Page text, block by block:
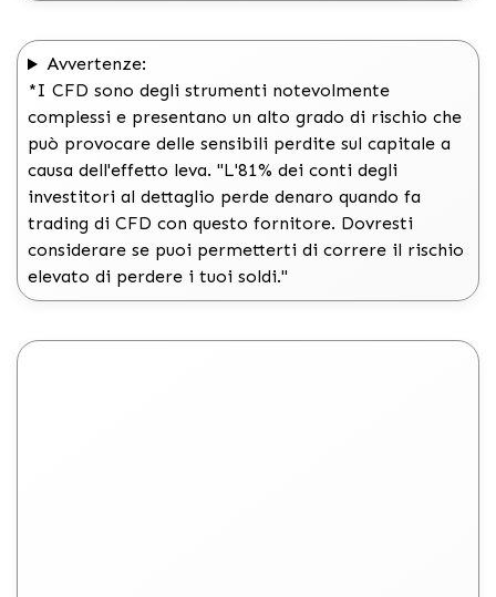
Avvertenze:
*I CFD sono degli strumenti notevolmente
complessi e presentano un alto grado di rischio che
può provocare delle sensibili perdite sul capitale a
causa dell'effetto leva. "L'81% dei conti degli
investitori al dettaglio perde denaro quando fa
trading di CFD con questo fornitore. Dovresti
considerare se puoi permetterti di correre il rischio
elevato di perdere i tuoi soldi."